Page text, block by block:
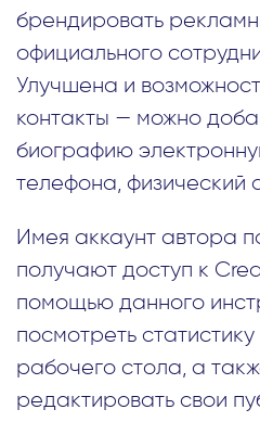
брендировать
официального
Улучшена и
контакты — можно
биографию
телефона, физический
Имея аккаунт автора
получают доступ к
помощью данного
посмотреть
рабочего стола, а
редактировать свои